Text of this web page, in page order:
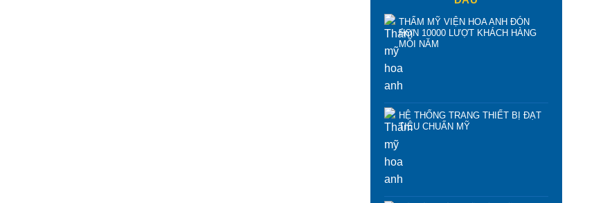
THẨM MỸ VIỆN HOA ANH ĐÓN
HƠN 10000 LƯỢT KHÁCH HÀNG
MỖI NĂM
HỆ THỐNG TRANG THIẾT BỊ ĐẠT
TIÊU CHUẨN MỸ